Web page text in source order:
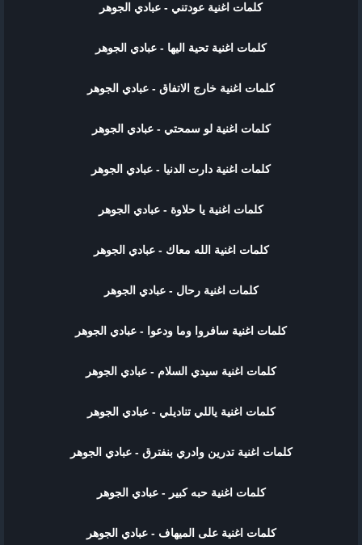
كلمات اغنية عودتني - عبادي الجوهر
كلمات اغنية تحية اليها - عبادي الجوهر
كلمات اغنية خارج الاتفاق - عبادي الجوهر
كلمات اغنية لو سمحتي - عبادي الجوهر
كلمات اغنية دارت الدنيا - عبادي الجوهر
كلمات اغنية يا حلاوة - عبادي الجوهر
كلمات اغنية الله معاك - عبادي الجوهر
كلمات اغنية رحال - عبادي الجوهر
كلمات اغنية سافروا وما ودعوا - عبادي الجوهر
كلمات اغنية سيدي السلام - عبادي الجوهر
كلمات اغنية ياللي تناديلي - عبادي الجوهر
كلمات اغنية تدرين وادري بنفترق - عبادي الجوهر
كلمات اغنية حبه كبير - عبادي الجوهر
كلمات اغنية على الميهاف - عبادي الجوهر